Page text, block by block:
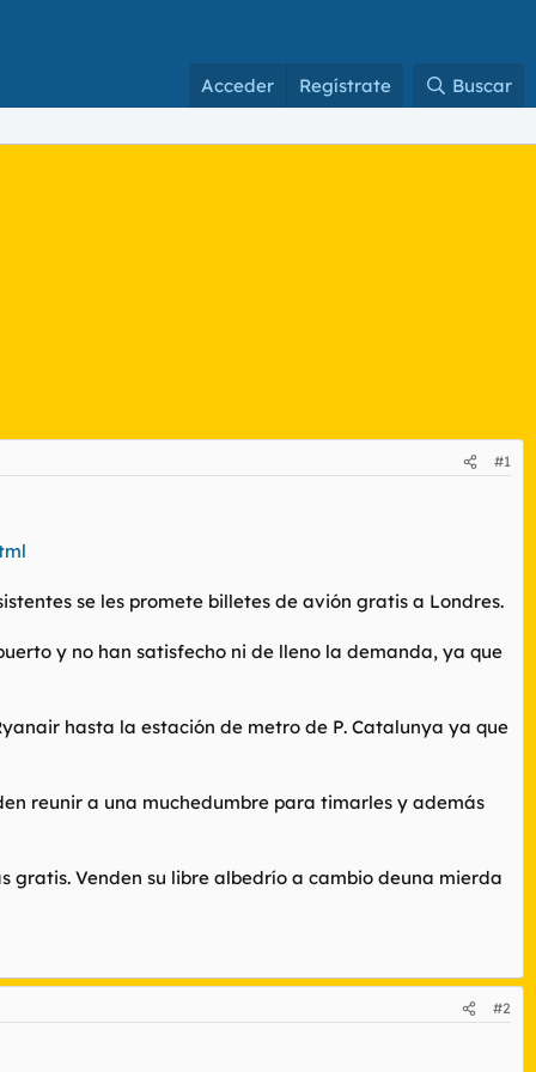
Acceder Regístrate Buscar
#1
se les promete billetes de avión gratis a Londres.
y no han satisfecho ni de lleno la demanda, ya que
hasta la estación de metro de P. Catalunya ya que
reunir a una muchedumbre para timarles y además
Venden su libre albedrío a cambio deuna mierda
#2